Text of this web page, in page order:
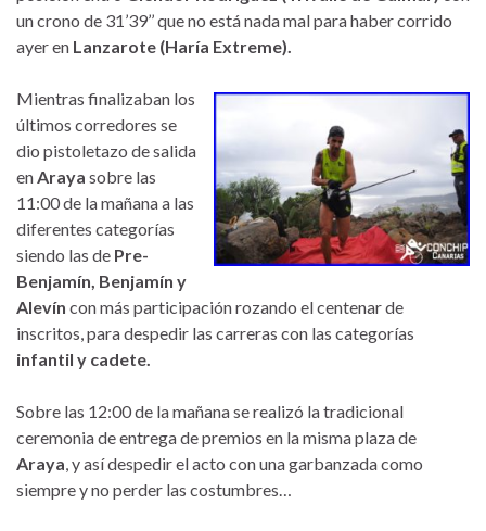
un crono de 31’39’’ que no está nada mal para haber corrido
ayer en Lanzarote (Haría Extreme).
Mientras finalizaban los
últimos corredores se
dio pistoletazo de salida
enAraya sobre las
11:00 de la mañana a las
diferentes categorías
siendo las de Pre-
Benjamín, Benjamín y
Alevín con más participación rozando el centenar de
inscritos, para despedir las carreras con las categorías
infantil y cadete.
Sobre las 12:00 de la mañana se realizó la tradicional
ceremonia de entrega de premios en la misma plaza de
Araya, y así despedir el acto con una garbanzada como
siempre y no perder las costumbres…